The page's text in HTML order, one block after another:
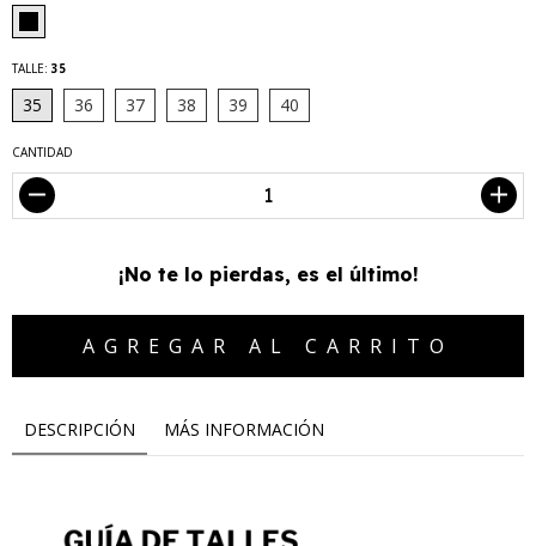
TALLE:35
35 36 37 38 39 40
CANTIDAD
¡No te lo pierdas, es el último!
DESCRIPCIÓN MÁS INFORMACIÓN